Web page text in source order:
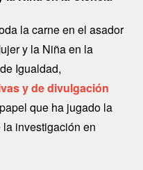
la carne en el asador
y la Niña en la
Igualdad,
y de divulgación
que ha jugado la
investigación en